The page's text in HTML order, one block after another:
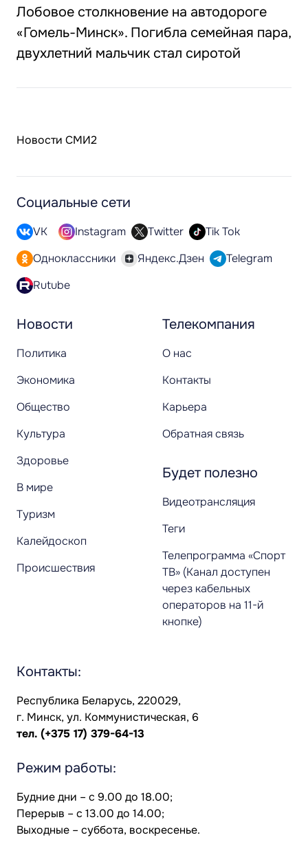
Лобовое столкновение на автодороге
«Гомель-Минск». Погибла семейная пара,
двухлетний мальчик стал сиротой
Новости СМИ2
Новости
Политика
Экономика
Общество
Культура
Здоровье
В мире
Туризм
Калейдоскоп
Происшествия
Телекомпания
О нас
Контакты
Карьера
Обратная связь
Будет полезно
Видеотрансляция
Теги
Телепрограмма «Спорт
ТВ» (Канал доступен
через кабельных
операторов на 11-й
кнопке)
Социальные сети
VK Instagram Twitter
Tik Tok
Одноклассники
Яндекс.Дзен
Telegram
Rutube
Контакты:
Республика Беларусь, 220029,
г. Минск, ул. Коммунистическая, 6
тел. (+375 17) 379-64-13
Режим работы:
Будние дни – с 9.00 до 18.00;
Перерыв – с 13.00 до 14.00;
Выходные – суббота, воскресенье.